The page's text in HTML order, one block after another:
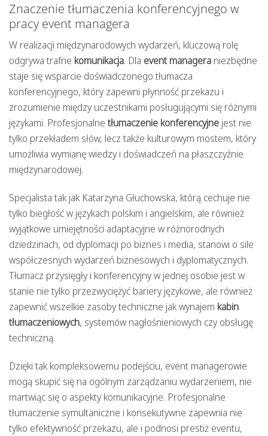
Znaczenie tłumaczenia konferencyjnego w
pracy event managera
W realizacji międzynarodowych wydarzeń, kluczową rolę
odgrywa trafne komunikacja. Dla event managera niezbędne
staje się wsparcie doświadczonego tłumacza
konferencyjnego, który zapewni płynność przekazu i
zrozumienie między uczestnikami posługującymi się różnymi
językami. Profesjonalnetłumaczenie konferencyjne jest nie
tylko przekładem słów, lecz także kulturowym mostem, który
umożliwia wymianę wiedzy i doświadczeń na płaszczyźnie
międzynarodowej.
Specjalista tak jak Katarzyna Głuchowska, którą cechuje nie
tylko biegłość w językach polskim i angielskim, ale również
wyjątkowe umiejętności adaptacyjne w różnorodnych
dziedzinach, od dyplomacji po biznes i media, stanowi o sile
współczesnych wydarzeń biznesowych i dyplomatycznych.
Tłumacz przysięgły i konferencyjny w jednej osobie jest w
stanie nie tylko przezwyciężyć bariery językowe, ale również
zapewnić wszelkie zasoby techniczne jak wynajem kabin
tłumaczeniowych, systemów nagłośnieniowych czy obsługę
techniczną.
Dzięki tak kompleksowemu podejściu, event managerowie
mogą skupić się na ogólnym zarządzaniu wydarzeniem, nie
martwiąc się o aspekty komunikacyjne. Profesjonalne
tłumaczenie symultaniczne i konsekutywne zapewnia nie
tylko efektywność przekazu, ale i podnosi prestiż eventu,